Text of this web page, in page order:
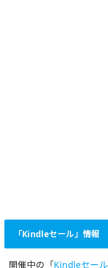
「Kindleセール」情報
開催中の「Kindleセール